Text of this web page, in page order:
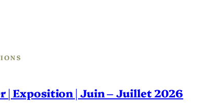
| Exposition | Juin – Juillet 2026